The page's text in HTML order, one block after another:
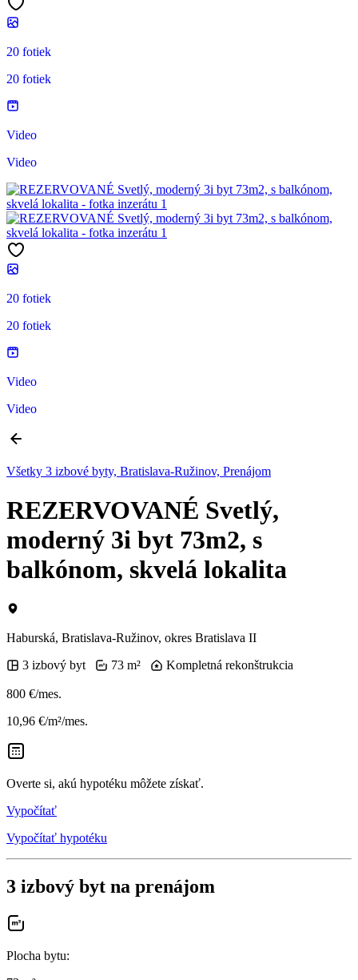
20 fotiek
20 fotiek
Video
Video
20 fotiek
20 fotiek
Video
Video
Všetky 3 izbové byty, Bratislava-Ružinov, Prenájom
REZERVOVANÉ Svetlý,
moderný 3i byt 73m2, s
balkónom, skvelá lokalita
Haburská, Bratislava-Ružinov, okres Bratislava II
3 izbový byt
73 m² Kompletná rekonštrukcia
800 €/mes.
10,96 €/m²/mes.
Overte si, akú hypotéku môžete získať.
Vypočítať
Vypočítať hypotéku
3 izbový byt na prenájom
Plocha bytu: